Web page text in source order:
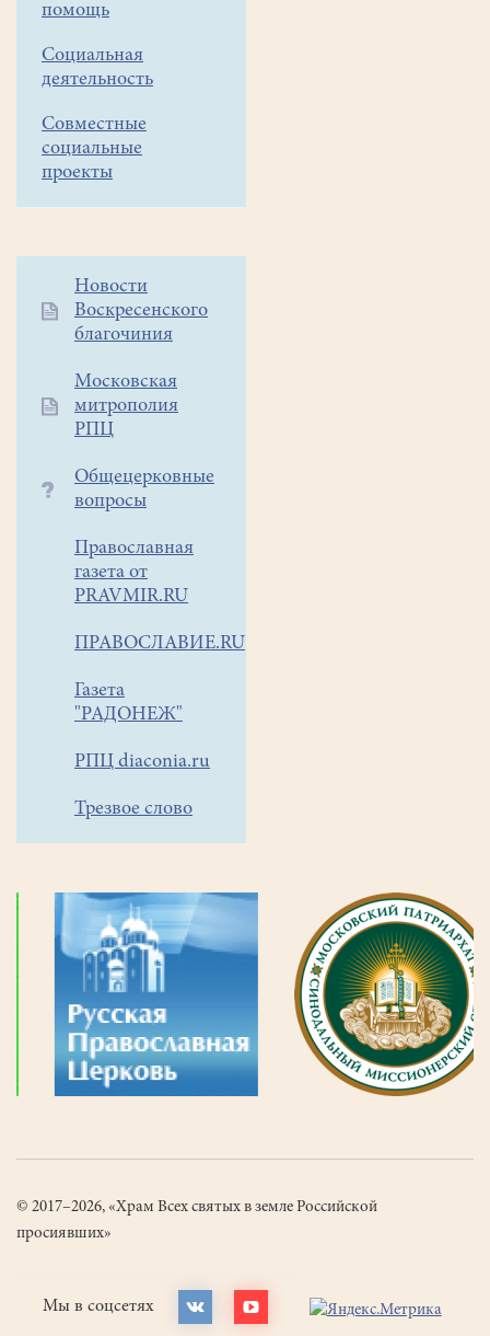
помощь
Социальная
деятельность
Совместные
социальные
проекты
Дополнительное
меню
Новости
Воскресенского
благочиния
Московская
митрополия
РПЦ
Общецерковные
вопросы
Православная
газета от
PRAVMIR.RU
ПРАВОСЛАВИЕ.RU
Газета
"РАДОНЕЖ"
РПЦ diaconia.ru
Трезвое слово
© 2017–2026, «Храм Всех святых в земле Российской
просиявших»
Мы в соцсетях